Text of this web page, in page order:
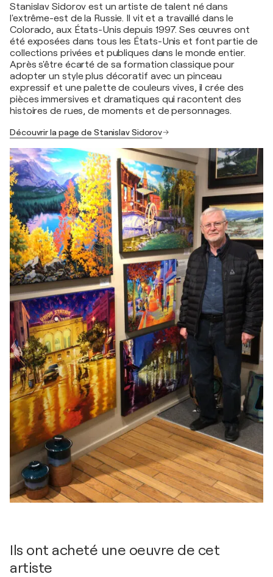
Stanislav Sidorov est un artiste de talent né dans
l'extrême-est de la Russie. Il vit et a travaillé dans le
Colorado, aux États-Unis depuis 1997. Ses œuvres ont
été exposées dans tous les États-Unis et font partie de
collections privées et publiques dans le monde entier.
Après s'être écarté de sa formation classique pour
adopter un style plus décoratif avec un pinceau
expressif et une palette de couleurs vives, il crée des
pièces immersives et dramatiques qui racontent des
histoires de rues, de moments et de personnages.
Découvrir la page de Stanislav Sidorov
Ils ont acheté une oeuvre de cet
artiste